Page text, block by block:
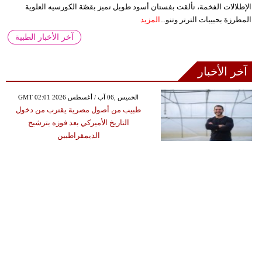
الإطلالات الفخمة، تألقت بفستان أسود طويل تميز بقصّة الكورسيه العلوية
المطرزة بحبيبات الترتر وتنو... المزيد
آخر الأخبار الطبية
آخر الأخبار
GMT 02:01 2026 الخميس ,06 آب / أغسطس
طبيب من أصول مصرية يقترب من دخول
التاريخ الأميركي بعد فوزه بترشيح
الديمقراطيين